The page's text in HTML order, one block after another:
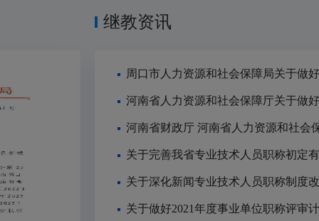
继教资讯
关于深化新闻专业技术人员职称制度
关于做好2021年度事业单位职称评审